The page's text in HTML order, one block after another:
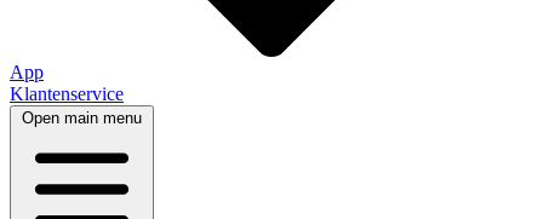
App
Klantenservice
Open main menu